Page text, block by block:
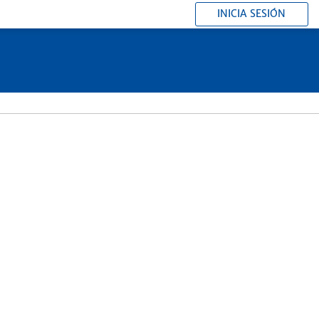
INICIA SESIÓN